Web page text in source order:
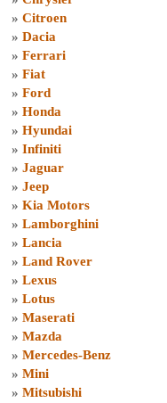
» Citroen
» Dacia
» Ferrari
» Fiat
» Ford
» Honda
» Hyundai
» Infiniti
» Jaguar
» Jeep
» Kia Motors
» Lamborghini
» Lancia
» Land Rover
» Lexus
» Lotus
» Maserati
» Mazda
» Mercedes-Benz
» Mini
» Mitsubishi